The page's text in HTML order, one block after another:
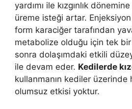
yardımı ile kızgınlık
üreme isteği artar. Enjeksiyon
form karaciğer tarafından
metabolize olduğu için tek
sonra dolaşımdaki etkili
ile devam eder. Kedilerde
kullanmanın kediler üzerinde
olumsuz etkisi yoktur.